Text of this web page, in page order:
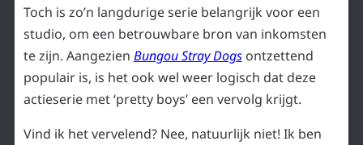
Toch is zo’n langdurige serie belangrijk voor een
studio, om een betrouwbare bron van inkomsten
te zijn. Aangezien Bungou Stray Dogsontzettend
populair is, is het ook wel weer logisch dat deze
actieserie met ‘pretty boys’ een vervolg krijgt.
Vind ik het vervelend? Nee, natuurlijk niet! Ik ben